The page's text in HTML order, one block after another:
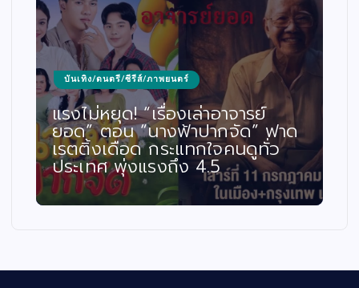
บันเทิง/ดนตรี/ซีรีส์/ภาพยนตร์
แรงไม่หยุด! “เรื่องเล่าอาจารย์
ยอด” ตอน “นางฟ้าปากจัด” ฟาด
เรตติ้งเดือด กระแทกใจคนดูทั่ว
ประเทศ พุ่งแรงถึง 4.5